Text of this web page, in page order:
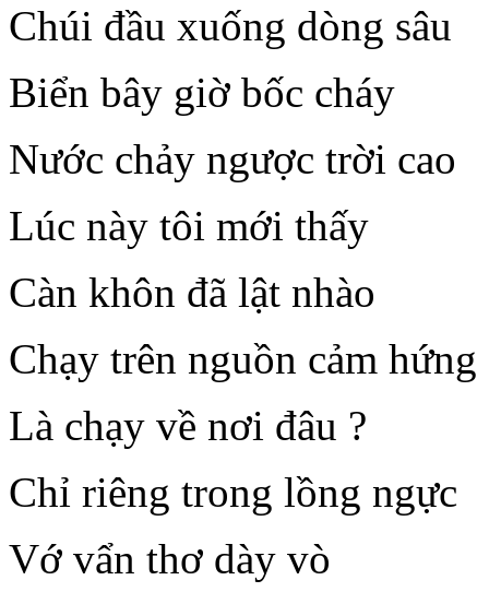
Chúi đầu xuống dòng sâu
Biển bây giờ bốc cháy
Nước chảy ngược trời cao
Lúc này tôi mới thấy
Càn khôn đã lật nhào
Chạy trên nguồn cảm hứng
Là chạy về nơi đâu ?
Chỉ riêng trong lồng ngực
Vớ vẩn thơ dày vò